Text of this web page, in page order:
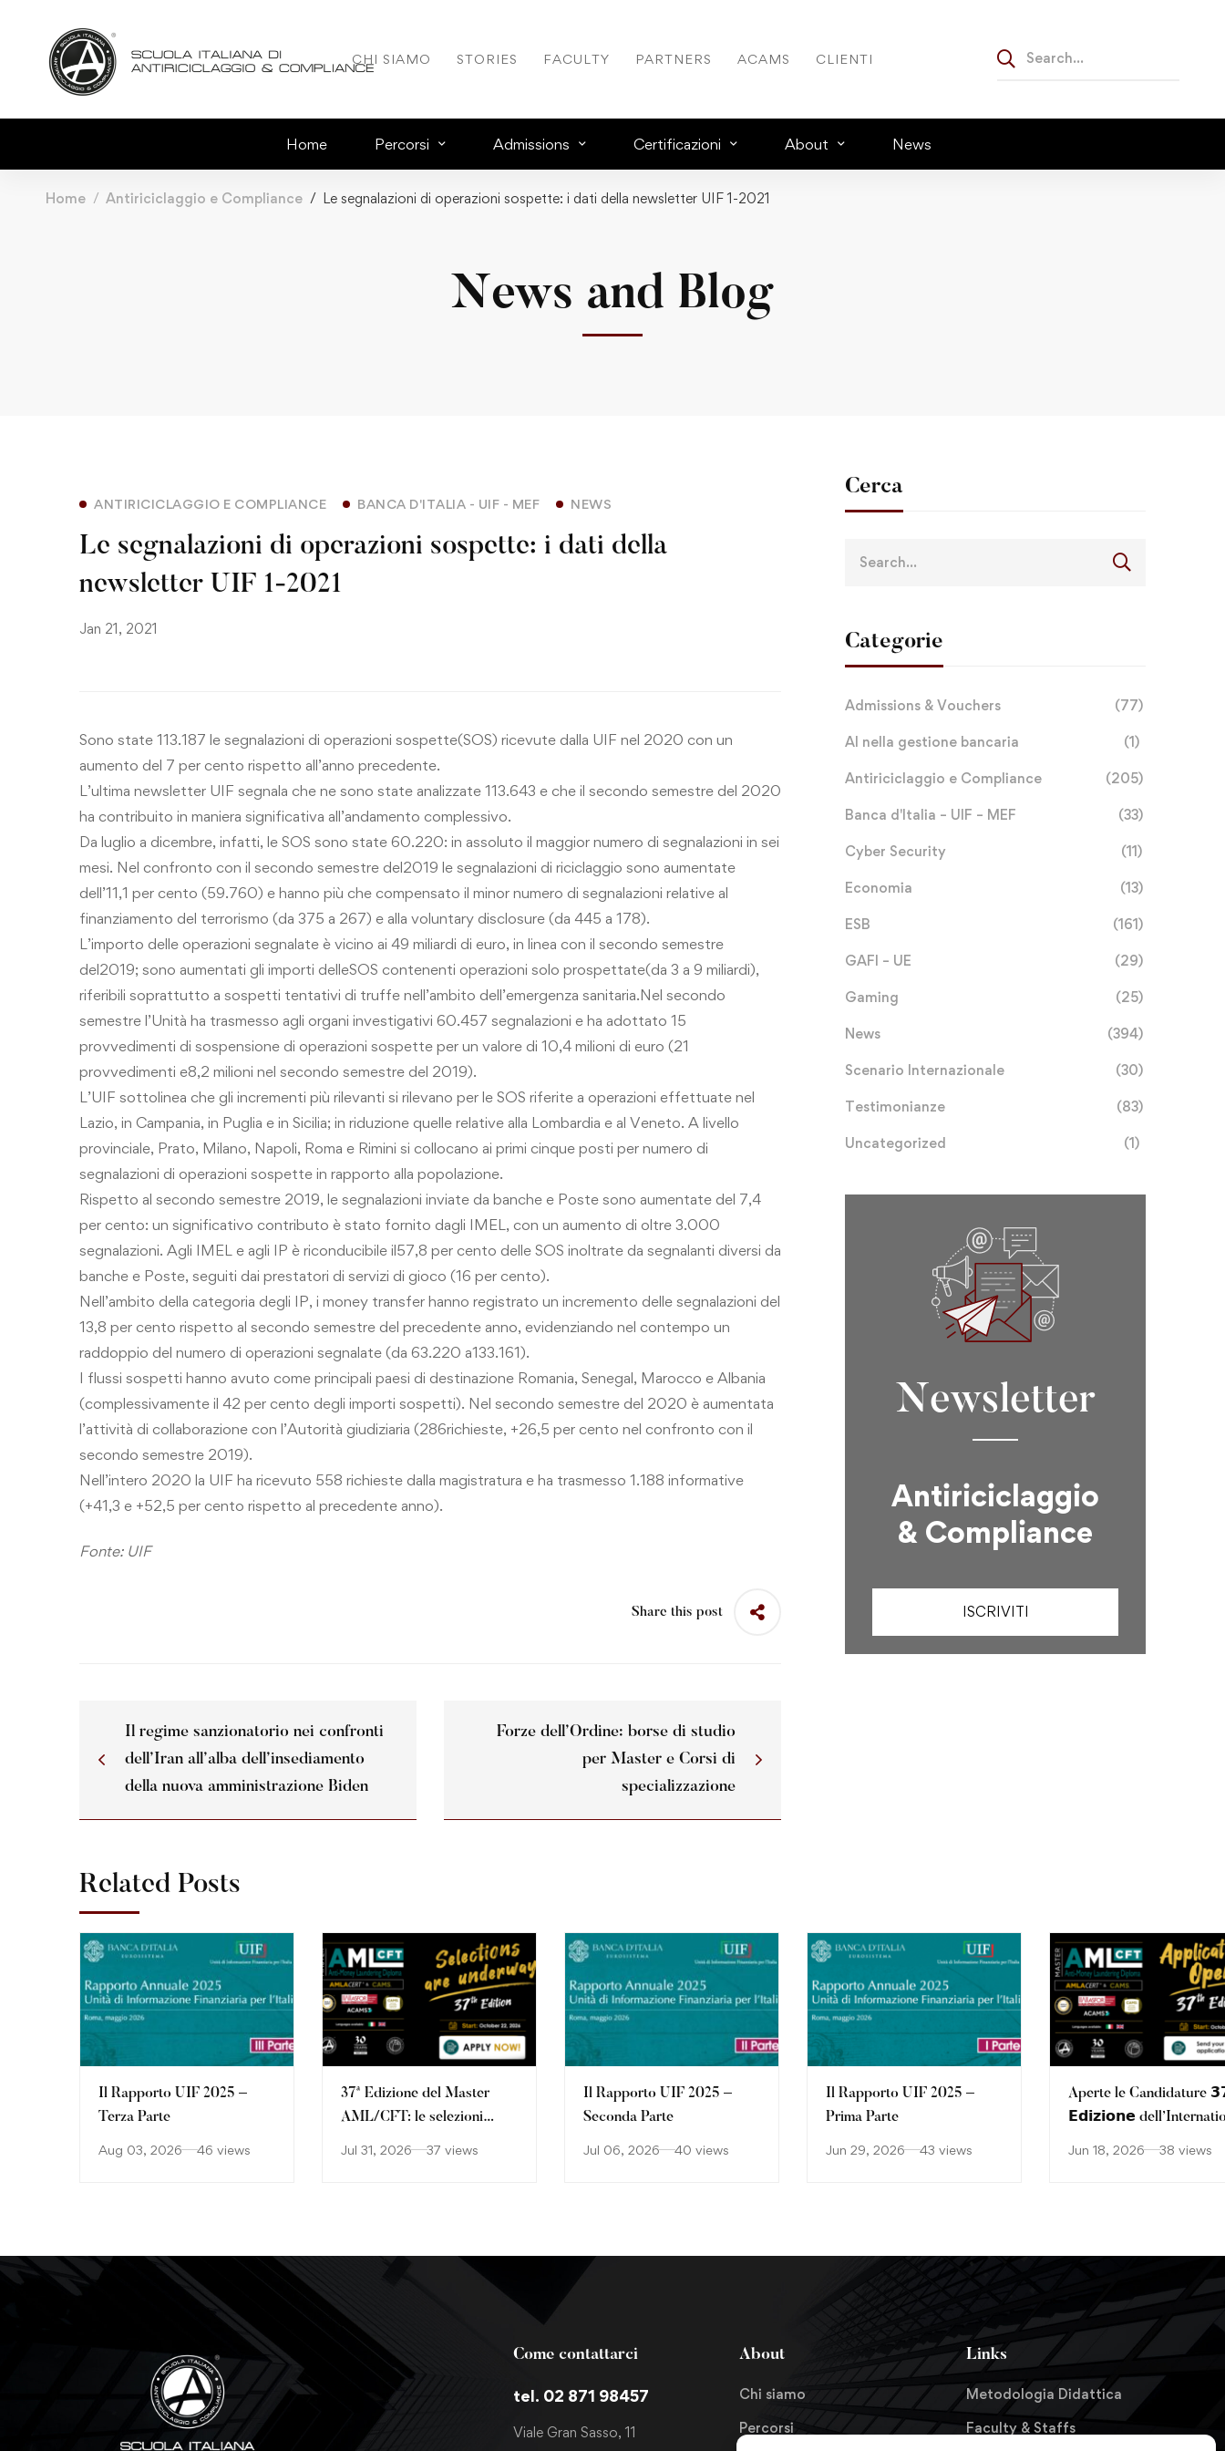
CHI SIAMO STORIES FACULTY PARTNERS ACAMS CLIENTI
Home Percorsi Admissions Certificazioni About News
Home Antiriciclaggio e Compliance Le segnalazioni di operazioni sospette: i dati della newsletter UIF 1-2021
News and Blog
ANTIRICICLAGGIO E COMPLIANCE BANCA D'ITALIA - UIF - MEF NEWS
Le segnalazioni di operazioni sospette: i dati della
newsletter UIF 1-2021
Jan 21, 2021
Sono state 113.187 le segnalazioni di operazioni sospette(SOS) ricevute dalla UIF nel 2020 con un
aumento del 7 per cento rispetto all’anno precedente.
L’ultima newsletter UIF segnala che ne sono state analizzate 113.643 e che il secondo semestre del 2020
ha contribuito in maniera significativa all’andamento complessivo.
Da luglio a dicembre, infatti, le SOS sono state 60.220: in assoluto il maggior numero di segnalazioni in sei
mesi. Nel confronto con il secondo semestre del2019 le segnalazioni di riciclaggio sono aumentate
dell’11,1 per cento (59.760) e hanno più che compensato il minor numero di segnalazioni relative al
finanziamento del terrorismo (da 375 a 267) e alla voluntary disclosure (da 445 a 178).
L’importo delle operazioni segnalate è vicino ai 49 miliardi di euro, in linea con il secondo semestre
del2019; sono aumentati gli importi delleSOS contenenti operazioni solo prospettate(da 3 a 9 miliardi),
riferibili soprattutto a sospetti tentativi di truffe nell’ambito dell’emergenza sanitaria.Nel secondo
semestre l’Unità ha trasmesso agli organi investigativi 60.457 segnalazioni e ha adottato 15
provvedimenti di sospensione di operazioni sospette per un valore di 10,4 milioni di euro (21
provvedimenti e8,2 milioni nel secondo semestre del 2019).
L’UIF sottolinea che gli incrementi più rilevanti si rilevano per le SOS riferite a operazioni effettuate nel
Lazio, in Campania, in Puglia e in Sicilia; in riduzione quelle relative alla Lombardia e al Veneto. A livello
provinciale, Prato, Milano, Napoli, Roma e Rimini si collocano ai primi cinque posti per numero di
segnalazioni di operazioni sospette in rapporto alla popolazione.
Rispetto al secondo semestre 2019, le segnalazioni inviate da banche e Poste sono aumentate del 7,4
per cento: un significativo contributo è stato fornito dagli IMEL, con un aumento di oltre 3.000
segnalazioni. Agli IMEL e agli IP è riconducibile il57,8 per cento delle SOS inoltrate da segnalanti diversi da
banche e Poste, seguiti dai prestatori di servizi di gioco (16 per cento).
Nell’ambito della categoria degli IP, i money transfer hanno registrato un incremento delle segnalazioni del
13,8 per cento rispetto al secondo semestre del precedente anno, evidenziando nel contempo un
raddoppio del numero di operazioni segnalate (da 63.220 a133.161).
I flussi sospetti hanno avuto come principali paesi di destinazione Romania, Senegal, Marocco e Albania
(complessivamente il 42 per cento degli importi sospetti). Nel secondo semestre del 2020 è aumentata
l’attività di collaborazione con l’Autorità giudiziaria (286richieste, +26,5 per cento nel confronto con il
secondo semestre 2019).
Nell’intero 2020 la UIF ha ricevuto 558 richieste dalla magistratura e ha trasmesso 1.188 informative
(+41,3 e +52,5 per cento rispetto al precedente anno).
Fonte: UIF
Share this post
Il regime sanzionatorio nei confronti
dell’Iran all’alba dell’insediamento
della nuova amministrazione Biden
Forze dell’Ordine: borse di studio
per Master e Corsi di
specializzazione
Related Posts
Il Rapporto UIF 2025 –
Terza Parte
Aug 03, 2026 46 views
37ª Edizione del Master
AML/CFT: le selezioni
Jul 31, 2026 37 views
Il Rapporto UIF 2025 –
Seconda Parte
Jul 06, 2026 40 views
Il Rapporto UIF 2025 –
Prima Parte
Jun 29, 2026 43 views
Aperte le Candidature
𝗘𝗱𝗶𝘇𝗶𝗼𝗻𝗲
Jun 18, 2026 38 views
Cerca
Categorie
Admissions & Vouchers (77)
AI nella gestione bancaria (1)
Antiriciclaggio e Compliance (205)
Banca d'Italia – UIF – MEF (33)
Cyber Security (11)
Economia (13)
ESB (161)
GAFI – UE (29)
Gaming (25)
News (394)
Scenario Internazionale (30)
Testimonianze (83)
Uncategorized (1)
Newsletter
Antiriciclaggio
& Compliance
ISCRIVITI
Come contattarci
tel. 02 871 98457
Viale Gran Sasso, 11
About
Chi siamo
Percorsi
Links
Metodologia Didattica
Faculty & Staffs